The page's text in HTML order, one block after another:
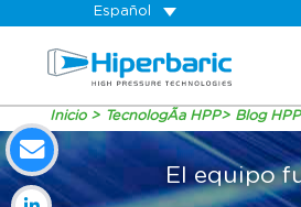
Español
Inicio TecnologÃ­a HPP Blog HPP
El equipo